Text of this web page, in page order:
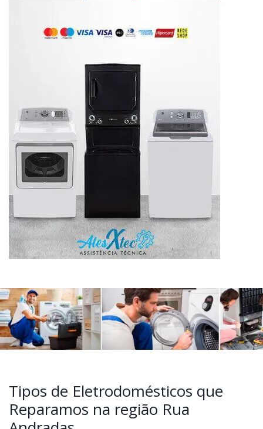
Tipos de Eletrodomésticos que
Reparamos na região Rua